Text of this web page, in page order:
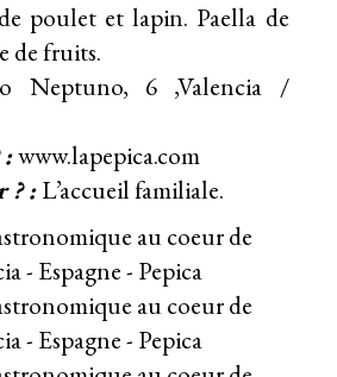
poulet et lapin. Paella de
de fruits.
Neptuno, 6 ,Valencia /
:www.lapepica.com
? :L’accueil familiale.